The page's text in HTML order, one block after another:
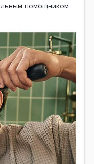
помощником